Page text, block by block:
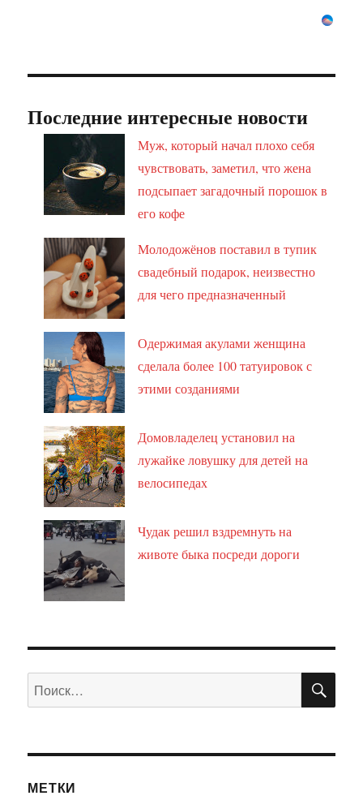
Последние интересные новости
Муж, который начал плохо себя
чувствовать, заметил, что жена
подсыпает загадочный порошок в
его кофе
Молодожёнов поставил в тупик
свадебный подарок, неизвестно
для чего предназначенный
Одержимая акулами женщина
сделала более 100 татуировок с
этими созданиями
Домовладелец установил на
лужайке ловушку для детей на
велосипедах
Чудак решил вздремнуть на
животе быка посреди дороги
Искать:
МЕТКИ